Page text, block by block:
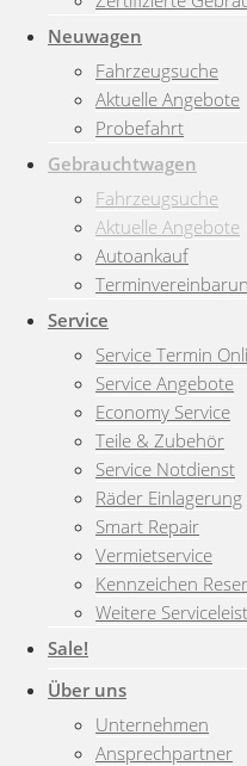
Neuwagen
Fahrzeugsuche
Aktuelle Angebote
Probefahrt
Gebrauchtwagen
Fahrzeugsuche
Aktuelle Angebote
Autoankauf
Service
Service Termin
Service Angebote
Economy Service
Teile & Zubehör
Service Notdienst
Räder Einlagerung
Smart Repair
Vermietservice
Kennzeichen
Weitere
Sale!
Über uns
Unternehmen
Ansprechpartner